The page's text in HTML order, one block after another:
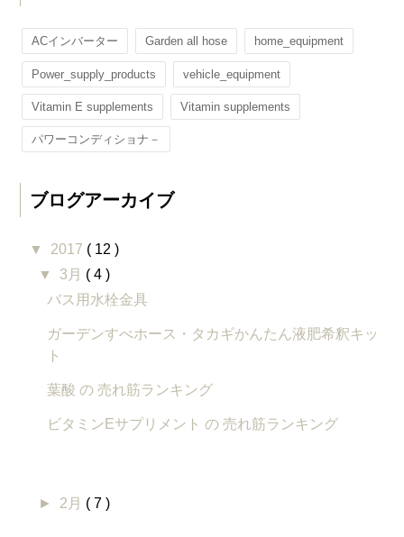
ACインバーター Garden all hose home_equipment
Power_supply_products vehicle_equipment
Vitamin E supplements Vitamin supplements
パワーコンディショナ－
ブログアーカイブ
▼ 2017 ( 12 )
▼ 3月 ( 4 )
バス用水栓金具
ガーデンすべホース・タカギかんたん液肥希釈キッ
ト
葉酸 の 売れ筋ランキング
ビタミンEサプリメント の 売れ筋ランキング
► 2月 ( 7 )